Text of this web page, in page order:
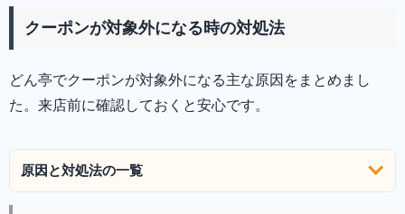
クーポンが対象外になる時の対処法
どん亭でクーポンが対象外になる主な原因をまとめまし
た。来店前に確認しておくと安心です。
原因と対処法の一覧